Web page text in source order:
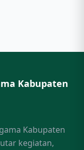
Kabupaten
Kabupaten
kegiatan,